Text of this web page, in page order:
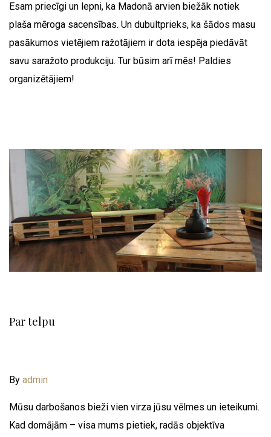
Esam priecīgi un lepni, ka Madonā arvien biežāk notiek
plaša mēroga sacensības. Un dubultprieks, ka šādos masu
pasākumos vietējiem ražotājiem ir dota iespēja piedāvāt
savu saražoto produkciju. Tur būsim arī mēs! Paldies
organizētājiem!
Par telpu
By admin
Mūsu darbošanos bieži vien virza jūsu vēlmes un ieteikumi.
Kad domājām – visa mums pietiek, radās objektīva